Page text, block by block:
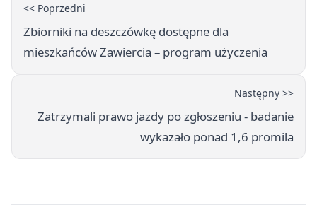
<< Poprzedni
Zbiorniki na deszczówkę dostępne dla
mieszkańców Zawiercia – program użyczenia
Następny >>
Zatrzymali prawo jazdy po zgłoszeniu - badanie
wykazało ponad 1,6 promila